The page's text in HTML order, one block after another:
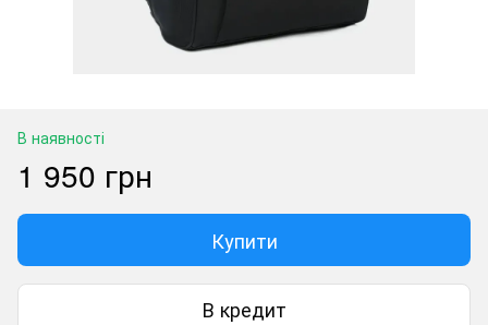
В наявності
1 950 грн
Купити
В кредит